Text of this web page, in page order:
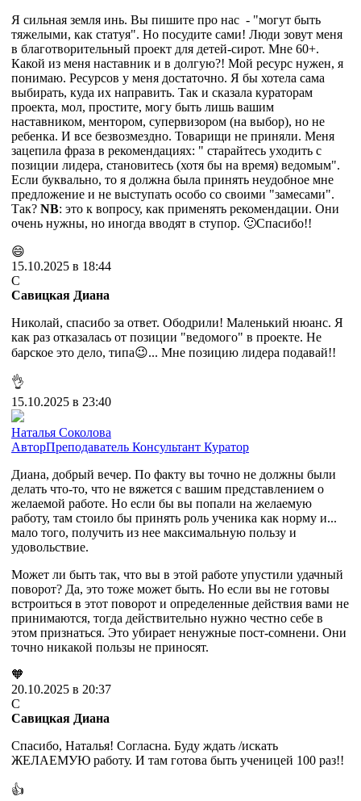
Я сильная земля инь. Вы пишите про нас - "могут быть
тяжелыми, как статуя". Но посудите сами! Люди зовут меня
в благотворительный проект для детей-сирот. Мне 60+.
Какой из меня наставник и в долгую?! Мой ресурс нужен, я
понимаю. Ресурсов у меня достаточно. Я бы хотела сама
выбирать, куда их направить. Так и сказала кураторам
проекта, мол, простите, могу быть лишь вашим
наставником, ментором, супервизором (на выбор), но не
ребенка. И все безвозмездно. Товарищи не приняли. Меня
зацепила фраза в рекомендациях: " старайтесь уходить с
позиции лидера, становитесь (хотя бы на время) ведомым".
Если буквально, то я должна была принять неудобное мне
предложение и не выступать особо со своими "замесами".
Так? NB: это к вопросу, как применять рекомендации. Они
очень нужны, но иногда вводят в ступор. 🙂Спасибо!!
😄
15.10.2025 в 18:44
С
Савицкая Диана
Николай, спасибо за ответ. Ободрили! Маленький нюанс. Я
как раз отказалась от позиции "ведомого" в проекте. Не
барское это дело, типа😉... Мне позицию лидера подавай!!
👌
15.10.2025 в 23:40
Наталья Соколова
АвторПреподаватель Консультант Куратор
Диана, добрый вечер. По факту вы точно не должны были
делать что-то, что не вяжется с вашим представлением о
желаемой работе. Но если бы вы попали на желаемую
работу, там стоило бы принять роль ученика как норму и...
мало того, получить из нее максимальную пользу и
удовольствие.
Может ли быть так, что вы в этой работе упустили удачный
поворот? Да, это тоже может быть. Но если вы не готовы
встроиться в этот поворот и определенные действия вами не
принимаются, тогда действительно нужно честно себе в
этом признаться. Это убирает ненужные пост-сомнени. Они
точно никакой пользы не приносят.
🧡
20.10.2025 в 20:37
С
Савицкая Диана
Спасибо, Наталья! Согласна. Буду ждать /искать
ЖЕЛАЕМУЮ работу. И там готова быть ученицей 100 раз!!
👍